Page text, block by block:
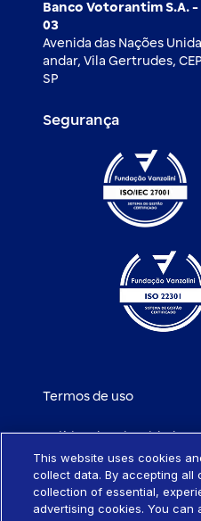
Banco Votorantim S.A.
03
Avenida das Nações
andar, Vila Gertrudes,
SP
Segurança
Termos de uso
Política de privacidade
Política de cookies
Portabilidade de
This website uses cookies
collect data. By accepting all
collection of essential,
advertising cookies. You can